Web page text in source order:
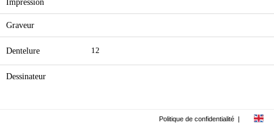
Graveur
Dentelure 12
Dessinateur
Politique de confidentialité |